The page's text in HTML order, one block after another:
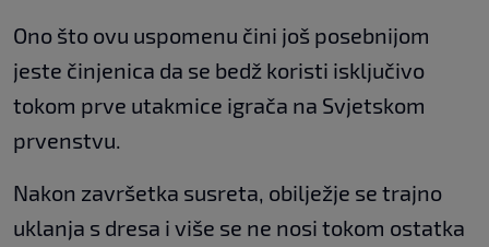
Ono što ovu uspomenu čini još posebnijom
jeste činjenica da se bedž koristi isključivo
tokom prve utakmice igrača na Svjetskom
prvenstvu.
Nakon završetka susreta, obilježje se trajno
uklanja s dresa i više se ne nosi tokom ostatka